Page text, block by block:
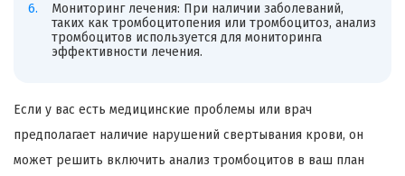
Мониторинг лечения: При наличии заболеваний,
таких как тромбоцитопения или тромбоцитоз, анализ
тромбоцитов используется для мониторинга
эффективности лечения.
Если у вас есть медицинские проблемы или врач
предполагает наличие нарушений свертывания крови, он
может решить включить анализ тромбоцитов в ваш план